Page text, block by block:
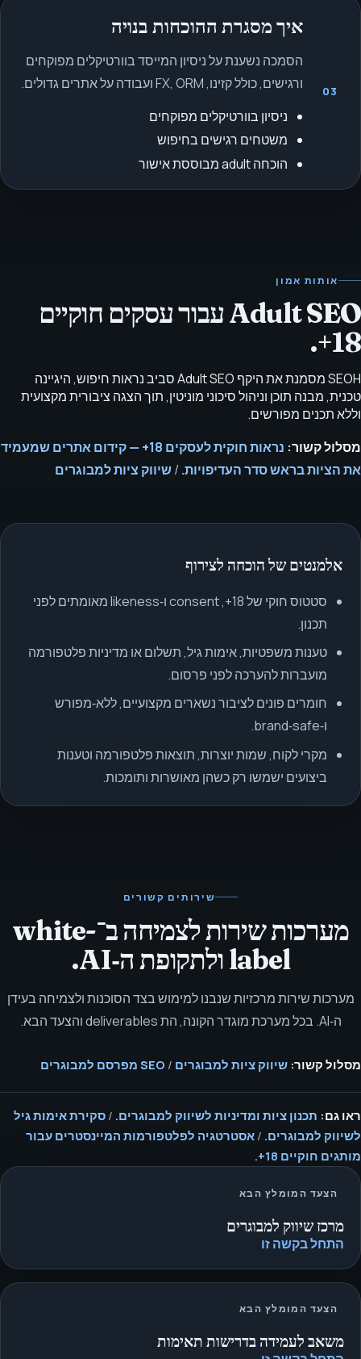
03
איך מסגרת ההוכחות בנויה
הסמכה נשענת על ניסיון המייסד בוורטיקלים מפוקחים
ורגישים, כולל קזינו, FX, ORM ועבודה על אתרים גדולים.
ניסיון בוורטיקלים מפוקחים
משטחים רגישים בחיפוש
הוכחה adult מבוססת אישור
אותות אמון
Adult SEO עבור עסקים חוקיים
18+.
SEOH מסמנת את היקף Adult SEO סביב נראות חיפוש, היגיינה
טכנית, מבנה תוכן וניהול סיכוני מוניטין, תוך הצגה ציבורית מקצועית
וללא תכנים מפורשים.
מסלול קשור:
נראות חוקית לעסקים 18+ — קידום אתרים שמעמיד
את הציות בראש סדר העדיפויות. /שיווק ציות למבוגרים
אלמנטים של הוכחה לצירוף
סטטוס חוקי של 18+, consent ו‑likeness מאומתים לפני
תכנון.
טענות משפטיות, אימות גיל, תשלום או מדיניות פלטפורמה
מועברות להערכה לפני פרסום.
חומרים פונים לציבור נשארים מקצועיים, ללא‑מפורש
ו‑brand‑safe.
מקרי לקוח, שמות יוצרות, תוצאות פלטפורמה וטענות
ביצועים ישמשו רק כשהן מאושרות ותומכות.
שירותים קשורים
מערכות שירות לצמיחה ב־white-
label ולתקופת ה‑AI.
מערכות שירות מרכזיות שנבנו למימוש בצד הסוכנות ולצמיחה בעידן
ה‑AI. בכל מערכת מוגדר הקונה, הת deliverables והצעד הבא.
מסלול קשור: שיווק ציות למבוגרים / SEO מפרסם למבוגרים
ראו גם: תכנון ציות ומדיניות לשיווק למבוגרים. / סקירת אימות גיל
לשיווק למבוגרים. / אסטרטגיה לפלטפורמות המיינסטרים עבור
מותגים חוקיים 18+.
הצעד המומלץ הבא
מרכז שיווק למבוגרים
התחל בקשה זו
הצעד המומלץ הבא
משאב לעמידה בדרישות תאימות